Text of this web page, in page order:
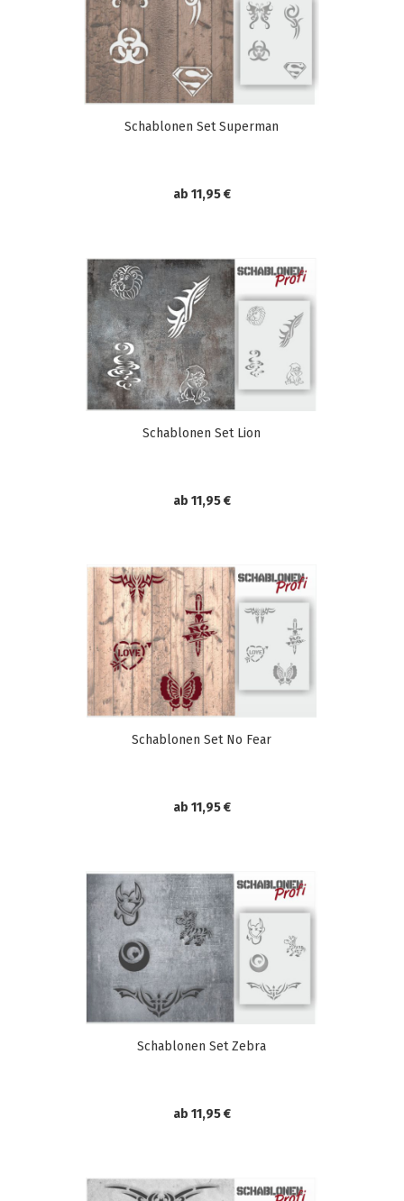
Schablonen Set Superman
ab 11,95 €
Schablonen Set Lion
ab 11,95 €
Schablonen Set No Fear
ab 11,95 €
Schablonen Set Zebra
ab 11,95 €